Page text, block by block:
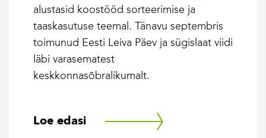
alustasid koostööd sorteerimise ja
taaskasutuse teemal. Tänavu septembris
toimunud Eesti Leiva Päev ja sügislaat viidi
läbi varasematest
keskkonnasõbralikumalt.
Loe edasi